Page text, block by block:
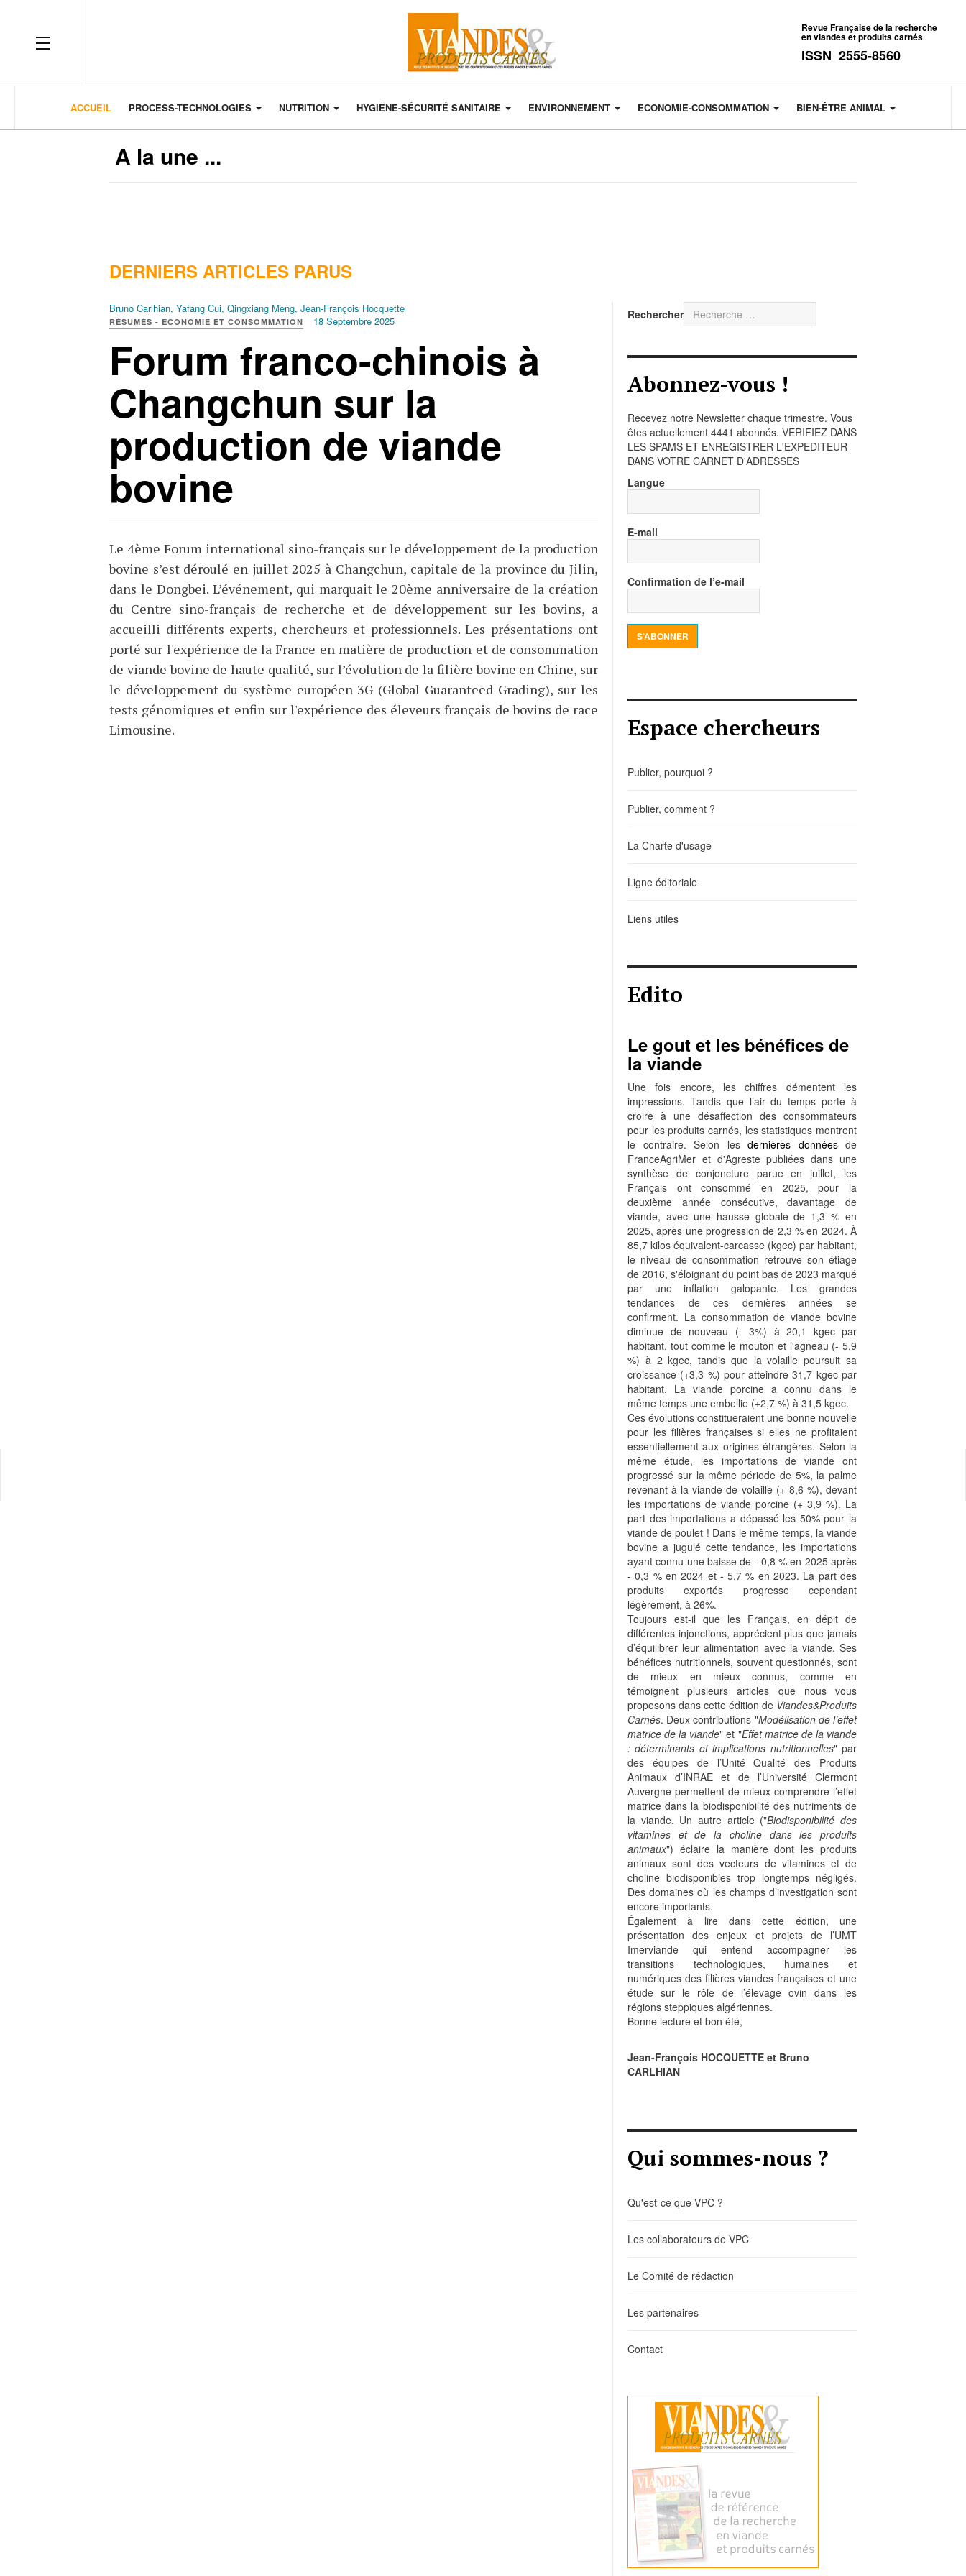
OFF CANVAS
Revue Française de la recherche
en viandes et produits carnés
ISSN 2555-8560
ACCUEIL PROCESS-TECHNOLOGIES NUTRITION HYGIÈNE-SÉCURITÉ SANITAIRE ENVIRONNEMENT ECONOMIE-CONSOMMATION BIEN-ÊTRE ANIMAL
A la une ...
DERNIERS ARTICLES PARUS
Bruno Carlhian, Yafang Cui, Qingxiang Meng, Jean-François Hocquette
RÉSUMÉS - ECONOMIE ET CONSOMMATION 18 Septembre 2025
Forum franco-chinois à
Changchun sur la
production de viande
bovine
Le 4ème Forum international sino-français sur le développement de la production
bovine s’est déroulé en juillet 2025 à Changchun, capitale de la province du Jilin,
dans le Dongbei. L’événement, qui marquait le 20ème anniversaire de la création
du Centre sino-français de recherche et de développement sur les bovins, a
accueilli différents experts, chercheurs et professionnels. Les présentations ont
porté sur l'expérience de la France en matière de production et de consommation
de viande bovine de haute qualité, sur l’évolution de la filière bovine en Chine, sur
le développement du système européen 3G (Global Guaranteed Grading), sur les
tests génomiques et enfin sur l'expérience des éleveurs français de bovins de race
Limousine.
Rechercher
Abonnez-vous !
Recevez notre Newsletter chaque trimestre. Vous
êtes actuellement 4441 abonnés. VERIFIEZ DANS
LES SPAMS ET ENREGISTRER L'EXPEDITEUR
DANS VOTRE CARNET D'ADRESSES
Langue
E-mail
Confirmation de l’e-mail
S’ABONNER
Espace chercheurs
Publier, pourquoi ?
Publier, comment ?
La Charte d'usage
Ligne éditoriale
Liens utiles
Edito
Le gout et les bénéfices de
la viande
Une fois encore, les chiffres démentent les
impressions. Tandis que l’air du temps porte à
croire à une désaffection des consommateurs
pour les produits carnés, les statistiques montrent
le contraire. Selon les dernières donnéesde
FranceAgriMer et d'Agreste publiées dans une
synthèse de conjoncture parue en juillet, les
Français ont consommé en 2025, pour la
deuxième année consécutive, davantage de
viande, avec une hausse globale de 1,3 % en
2025, après une progression de 2,3 % en 2024. À
85,7 kilos équivalent-carcasse (kgec) par habitant,
le niveau de consommation retrouve son étiage
de 2016, s'éloignant du point bas de 2023 marqué
par une inflation galopante. Les grandes
tendances de ces dernières années se
confirment. La consommation de viande bovine
diminue de nouveau (- 3%) à 20,1 kgec par
habitant, tout comme le mouton et l'agneau (- 5,9
%) à 2 kgec, tandis que la volaille poursuit sa
croissance (+3,3 %) pour atteindre 31,7 kgec par
habitant. La viande porcine a connu dans le
même temps une embellie (+2,7 %) à 31,5 kgec.
Ces évolutions constitueraient une bonne nouvelle
pour les filières françaises si elles ne profitaient
essentiellement aux origines étrangères. Selon la
même étude, les importations de viande ont
progressé sur la même période de 5%, la palme
revenant à la viande de volaille (+ 8,6 %), devant
les importations de viande porcine (+ 3,9 %). La
part des importations a dépassé les 50% pour la
viande de poulet ! Dans le même temps, la viande
bovine a jugulé cette tendance, les importations
ayant connu une baisse de - 0,8 % en 2025 après
- 0,3 % en 2024 et - 5,7 % en 2023. La part des
produits exportés progresse cependant
légèrement, à 26%.
Toujours est-il que les Français, en dépit de
différentes injonctions, apprécient plus que jamais
d’équilibrer leur alimentation avec la viande. Ses
bénéfices nutritionnels, souvent questionnés, sont
de mieux en mieux connus, comme en
témoignent plusieurs articles que nous vous
proposons dans cette édition de Viandes&Produits
Carnés. Deux contributions "Modélisation de l’effet
matrice de la viande" et "Effet matrice de la viande
: déterminants et implications nutritionnelles" par
des équipes de l’Unité Qualité des Produits
Animaux d’INRAE et de l’Université Clermont
Auvergne permettent de mieux comprendre l’effet
matrice dans la biodisponibilité des nutriments de
la viande. Un autre article ("Biodisponibilité des
vitamines et de la choline dans les produits
animaux") éclaire la manière dont les produits
animaux sont des vecteurs de vitamines et de
choline biodisponibles trop longtemps négligés.
Des domaines où les champs d’investigation sont
encore importants.
Également à lire dans cette édition, une
présentation des enjeux et projets de l’UMT
Imerviande qui entend accompagner les
transitions technologiques, humaines et
numériques des filières viandes françaises et une
étude sur le rôle de l’élevage ovin dans les
régions steppiques algériennes.
Bonne lecture et bon été,
Jean-François HOCQUETTE et Bruno
CARLHIAN
Qui sommes-nous ?
Qu'est-ce que VPC ?
Les collaborateurs de VPC
Le Comité de rédaction
Les partenaires
Contact